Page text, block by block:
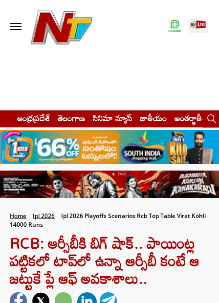
ఆంధ్రప్రదేశ్ తెలంగాణ సినిమా న్యూస్ జాతీయం అంతర్జాతీయం
Home Ipl 2026
Ipl 2026 Playoffs Scenarios Rcb Top Table Virat Kohli
14000 Runs
RCB: ఆర్సీబీకి బిగ్ షాక్.. పాయింట్ల
పట్టికలో టాప్‌లో ఉన్నా ఆర్సీబీ కంటే ఆ
జట్టుకే ప్లే ఆఫ్ అవకాశాలు..